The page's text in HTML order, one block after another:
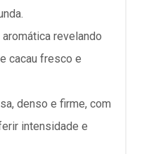
revelando
cacau fresco e
denso e firme, com
intensidade e